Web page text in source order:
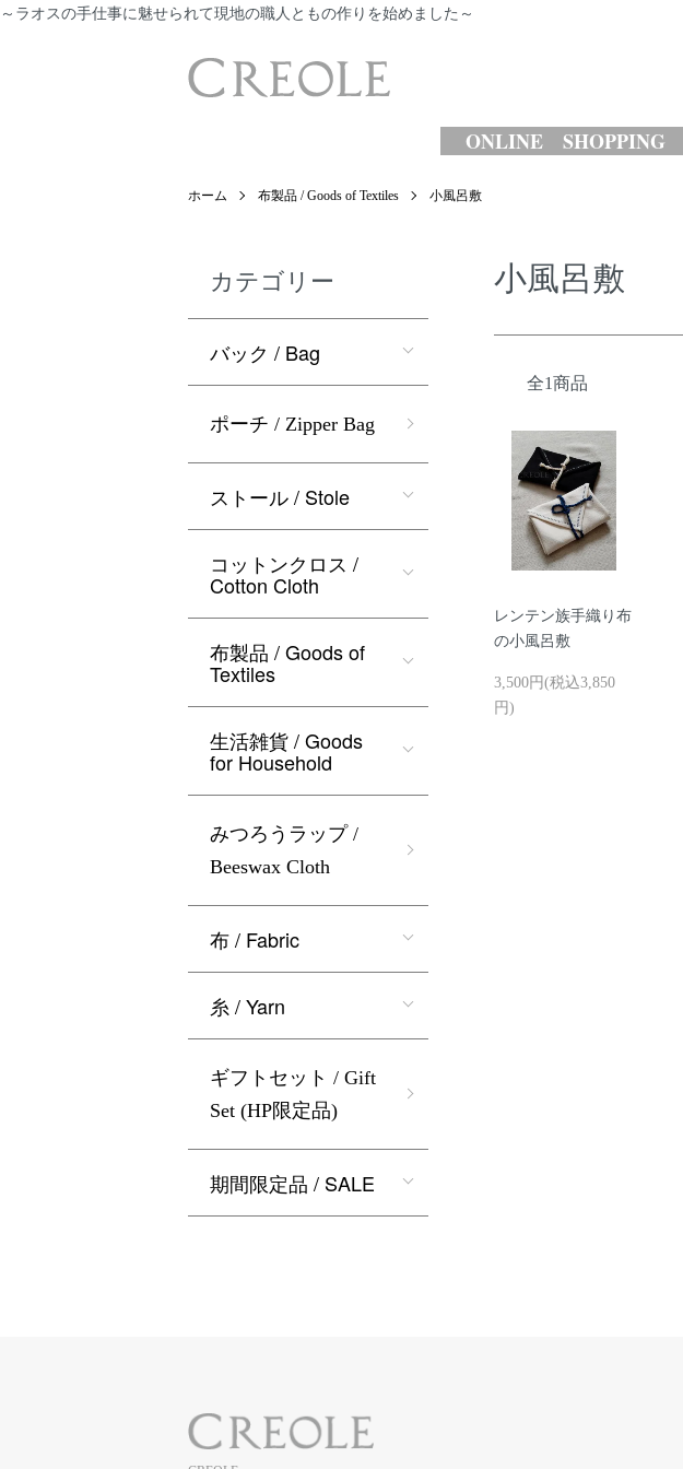
～ラオスの手仕事に魅せられて現地の職人ともの作りを始めました～
ONLINE SHOPPING
ホーム 布製品 / Goods of Textiles 小風呂敷
小風呂敷
全1商品
レンテン族手織り布
の小風呂敷
3,500円(税込3,850
円)
カテゴリー
バック / Bag
ポーチ / Zipper Bag
ストール / Stole
コットンクロス /
Cotton Cloth
布製品 / Goods of
Textiles
生活雑貨 / Goods
for Household
みつろうラップ /
Beeswax Cloth
布 / Fabric
糸 / Yarn
ギフトセット / Gift
Set (HP限定品)
期間限定品 / SALE